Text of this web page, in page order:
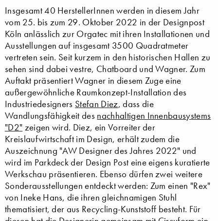
Insgesamt 40 HerstellerInnen werden in diesem Jahr
vom 25. bis zum 29. Oktober 2022 in der Designpost
Köln anlässlich zur Orgatec mit ihren Installationen und
Ausstellungen auf insgesamt 3500 Quadratmeter
vertreten sein. Seit kurzem in den historischen Hallen zu
sehen sind dabei vestre, Chatboard und Wagner. Zum
Auftakt präsentiert Wagner in diesem Zuge eine
außergewöhnliche Raumkonzept-Installation des
Industriedesigners Stefan Diez, dass die
Wandlungsfähigkeit des nachhaltigen Innenbausystems
"D2" zeigen wird. Diez, ein Vorreiter der
Kreislaufwirtschaft im Design, erhält zudem die
Auszeichnung "AW Designer des Jahres 2022" und
wird im Parkdeck der Design Post eine eigens kuratierte
Werkschau präsentieren. Ebenso dürfen zwei weitere
Sonderausstellungen entdeckt werden: Zum einen "Rex"
von Ineke Hans, die ihren gleichnamigen Stuhl
thematisiert, der aus Recycling-Kunststoff besteht. Für